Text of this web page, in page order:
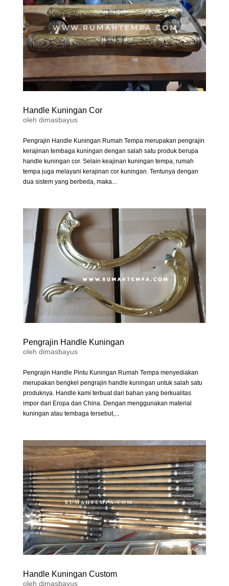
Handle Kuningan Cor
oleh dimasbayus
Pengrajin Handle Kuningan Rumah Tempa merupakan pengrajin
kerajinan tembaga kuningan dengan salah satu produk berupa
handle kuningan cor. Selain keajinan kuningan tempa, rumah
tempa juga melayani kerajinan cor kuningan. Tentunya dengan
dua sistem yang berbeda, maka...
Pengrajin Handle Kuningan
oleh dimasbayus
Pengrajin Handle Pintu Kuningan Rumah Tempa menyediakan
merupakan bengkel pengrajin handle kuningan untuk salah satu
produknya. Handle kami terbuat dari bahan yang berkualitas
impor dari Eropa dan China. Dengan menggunakan material
kuningan atau tembaga tersebut,...
Handle Kuningan Custom
oleh dimasbayus